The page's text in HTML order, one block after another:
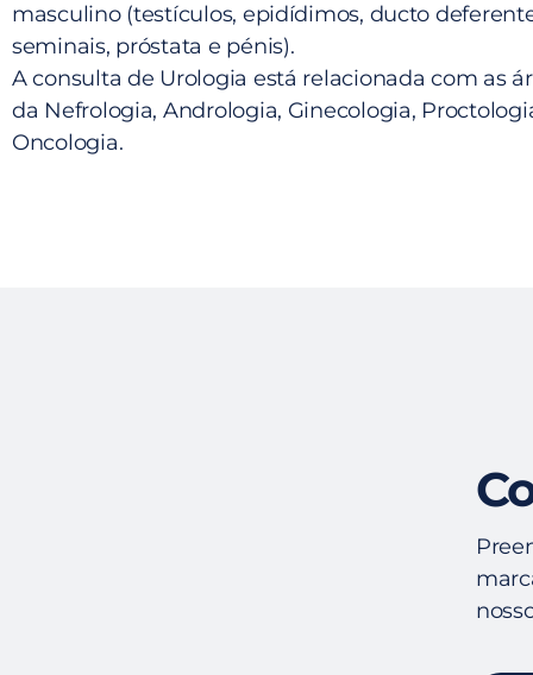
masculino (testículos, epidídimos, ducto
seminais, próstata e pénis).
A consulta de Urologia está relacionada com as
da Nefrologia, Andrologia, Ginecologia,
Oncologia.